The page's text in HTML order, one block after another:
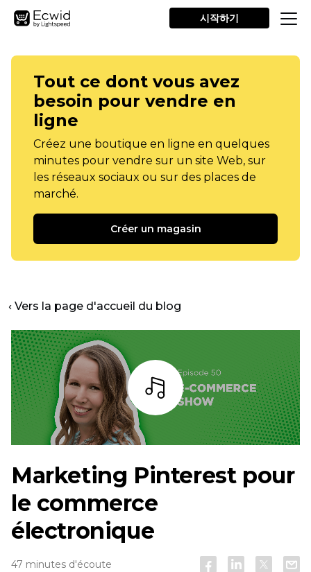
시작하기
Tout ce dont vous avez
besoin pour vendre en
ligne
Créez une boutique en ligne en quelques
minutes pour vendre sur un site Web, sur
les réseaux sociaux ou sur des places de
marché.
Créer un magasin
‹ Vers la page d'accueil du blog
Écoutez
Marketing Pinterest pour
le commerce
électronique
47 minutes d'écoute